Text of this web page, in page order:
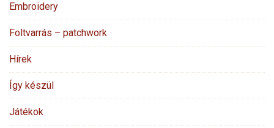
Embroidery
Foltvarrás – patchwork
Hírek
Így készül
Játékok